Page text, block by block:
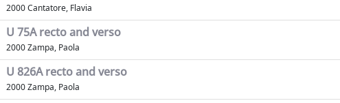
2000 Cantatore, Flavia
U 75A recto and verso
2000 Zampa, Paola
U 826A recto and verso
2000 Zampa, Paola